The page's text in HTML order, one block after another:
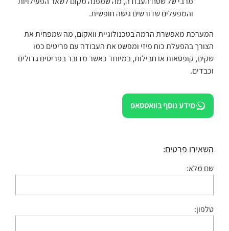
והמפעלים שדורשים גישה חופשית.
המערכת מאפשרת הרמה בטכנולוגיית וואקום, מה שמפחית את
הצורך בהפעלת כוח פיזי ומפשט את העבודה עם פריטים כמו
שקים, קופסאות או חבילות, במיוחד כאשר מדובר בפריטים גדולים
וכבדים.
מידע נוסף בוואטסאפ
השאירו פרטים:
שם מלא:
טלפון: